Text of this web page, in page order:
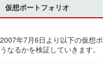
仮想ポートフォリオ
2007年7月6日より以下の仮想
うなるかを検証していきます。